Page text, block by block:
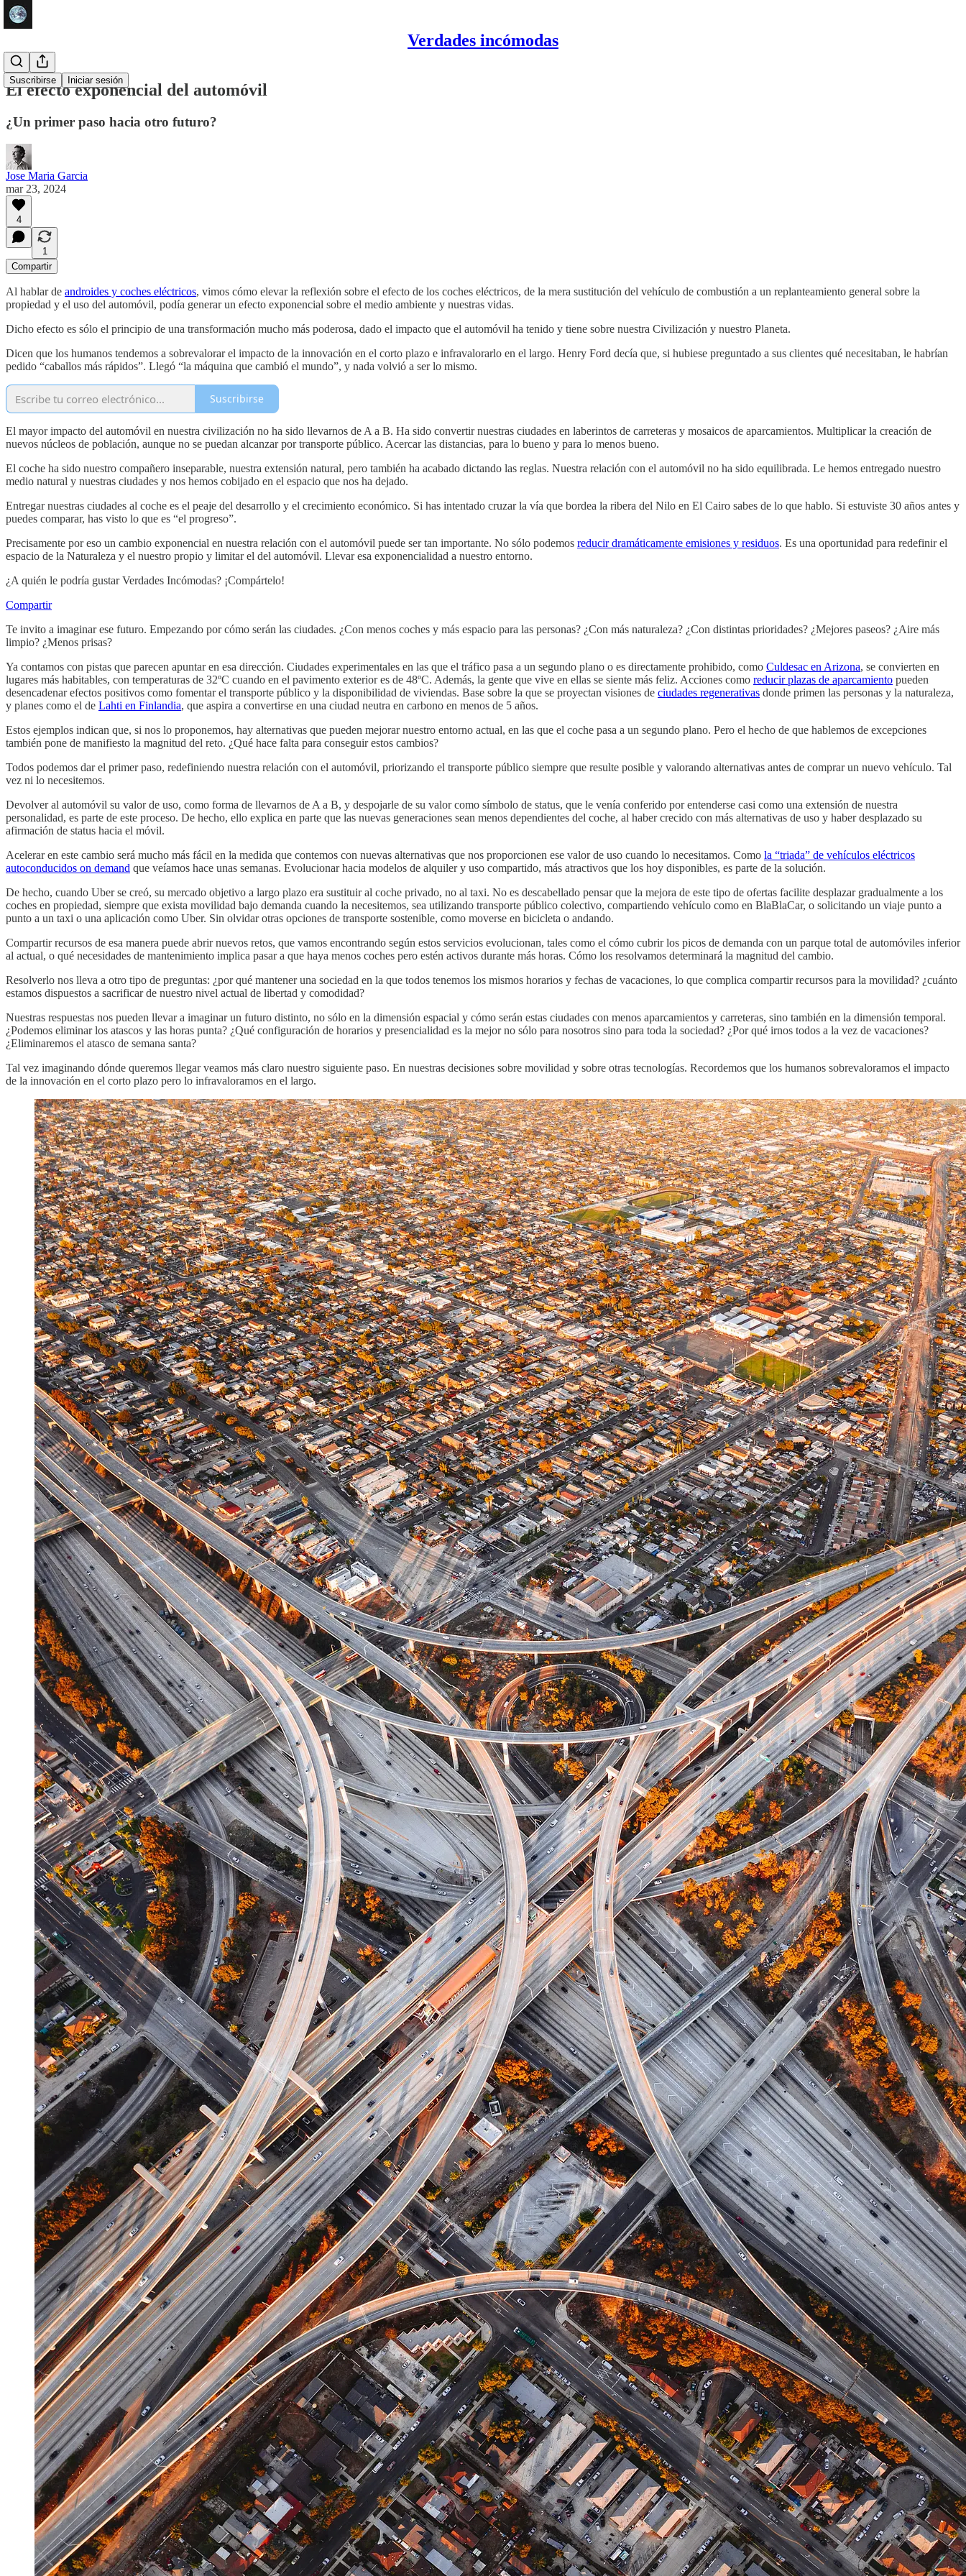
Verdades incómodas
Suscribirse Iniciar sesión
El efecto exponencial del automóvil
¿Un primer paso hacia otro futuro?
Jose Maria Garcia
mar 23, 2024
4
1
Compartir
Al hablar de androides y coches eléctricos, vimos cómo elevar la reflexión sobre el efecto de los coches eléctricos, de la mera sustitución del vehículo de combustión a un replanteamiento general sobre la
propiedad y el uso del automóvil, podía generar un efecto exponencial sobre el medio ambiente y nuestras vidas.
Dicho efecto es sólo el principio de una transformación mucho más poderosa, dado el impacto que el automóvil ha tenido y tiene sobre nuestra Civilización y nuestro Planeta.
Dicen que los humanos tendemos a sobrevalorar el impacto de la innovación en el corto plazo e infravalorarlo en el largo. Henry Ford decía que, si hubiese preguntado a sus clientes qué necesitaban, le habrían
pedido “caballos más rápidos”. Llegó “la máquina que cambió el mundo”, y nada volvió a ser lo mismo.
Suscribirse
El mayor impacto del automóvil en nuestra civilización no ha sido llevarnos de A a B. Ha sido convertir nuestras ciudades en laberintos de carreteras y mosaicos de aparcamientos. Multiplicar la creación de
nuevos núcleos de población, aunque no se puedan alcanzar por transporte público. Acercar las distancias, para lo bueno y para lo menos bueno.
El coche ha sido nuestro compañero inseparable, nuestra extensión natural, pero también ha acabado dictando las reglas. Nuestra relación con el automóvil no ha sido equilibrada. Le hemos entregado nuestro
medio natural y nuestras ciudades y nos hemos cobijado en el espacio que nos ha dejado.
Entregar nuestras ciudades al coche es el peaje del desarrollo y el crecimiento económico. Si has intentado cruzar la vía que bordea la ribera del Nilo en El Cairo sabes de lo que hablo. Si estuviste 30 años antes y
puedes comparar, has visto lo que es “el progreso”.
Precisamente por eso un cambio exponencial en nuestra relación con el automóvil puede ser tan importante. No sólo podemos reducir dramáticamente emisiones y residuos. Es una oportunidad para redefinir el
espacio de la Naturaleza y el nuestro propio y limitar el del automóvil. Llevar esa exponencialidad a nuestro entorno.
¿A quién le podría gustar Verdades Incómodas? ¡Compártelo!
Compartir
Te invito a imaginar ese futuro. Empezando por cómo serán las ciudades. ¿Con menos coches y más espacio para las personas? ¿Con más naturaleza? ¿Con distintas prioridades? ¿Mejores paseos? ¿Aire más
limpio? ¿Menos prisas?
Ya contamos con pistas que parecen apuntar en esa dirección. Ciudades experimentales en las que el tráfico pasa a un segundo plano o es directamente prohibido, como Culdesac en Arizona, se convierten en
lugares más habitables, con temperaturas de 32ºC cuando en el pavimento exterior es de 48ºC. Además, la gente que vive en ellas se siente más feliz. Acciones como reducir plazas de aparcamiento pueden
desencadenar efectos positivos como fomentar el transporte público y la disponibilidad de viviendas. Base sobre la que se proyectan visiones de ciudades regenerativas donde primen las personas y la naturaleza,
y planes como el de Lahti en Finlandia, que aspira a convertirse en una ciudad neutra en carbono en menos de 5 años.
Estos ejemplos indican que, si nos lo proponemos, hay alternativas que pueden mejorar nuestro entorno actual, en las que el coche pasa a un segundo plano. Pero el hecho de que hablemos de excepciones
también pone de manifiesto la magnitud del reto. ¿Qué hace falta para conseguir estos cambios?
Todos podemos dar el primer paso, redefiniendo nuestra relación con el automóvil, priorizando el transporte público siempre que resulte posible y valorando alternativas antes de comprar un nuevo vehículo. Tal
vez ni lo necesitemos.
Devolver al automóvil su valor de uso, como forma de llevarnos de A a B, y despojarle de su valor como símbolo de status, que le venía conferido por entenderse casi como una extensión de nuestra
personalidad, es parte de este proceso. De hecho, ello explica en parte que las nuevas generaciones sean menos dependientes del coche, al haber crecido con más alternativas de uso y haber desplazado su
afirmación de status hacia el móvil.
Acelerar en este cambio será mucho más fácil en la medida que contemos con nuevas alternativas que nos proporcionen ese valor de uso cuando lo necesitamos. Como la “triada” de vehículos eléctricos
autoconducidos on demand que veíamos hace unas semanas. Evolucionar hacia modelos de alquiler y uso compartido, más atractivos que los hoy disponibles, es parte de la solución.
De hecho, cuando Uber se creó, su mercado objetivo a largo plazo era sustituir al coche privado, no al taxi. No es descabellado pensar que la mejora de este tipo de ofertas facilite desplazar gradualmente a los
coches en propiedad, siempre que exista movilidad bajo demanda cuando la necesitemos, sea utilizando transporte público colectivo, compartiendo vehículo como en BlaBlaCar, o solicitando un viaje punto a
punto a un taxi o una aplicación como Uber. Sin olvidar otras opciones de transporte sostenible, como moverse en bicicleta o andando.
Compartir recursos de esa manera puede abrir nuevos retos, que vamos encontrando según estos servicios evolucionan, tales como el cómo cubrir los picos de demanda con un parque total de automóviles inferior
al actual, o qué necesidades de mantenimiento implica pasar a que haya menos coches pero estén activos durante más horas. Cómo los resolvamos determinará la magnitud del cambio.
Resolverlo nos lleva a otro tipo de preguntas: ¿por qué mantener una sociedad en la que todos tenemos los mismos horarios y fechas de vacaciones, lo que complica compartir recursos para la movilidad? ¿cuánto
estamos dispuestos a sacrificar de nuestro nivel actual de libertad y comodidad?
Nuestras respuestas nos pueden llevar a imaginar un futuro distinto, no sólo en la dimensión espacial y cómo serán estas ciudades con menos aparcamientos y carreteras, sino también en la dimensión temporal.
¿Podemos eliminar los atascos y las horas punta? ¿Qué configuración de horarios y presencialidad es la mejor no sólo para nosotros sino para toda la sociedad? ¿Por qué irnos todos a la vez de vacaciones?
¿Eliminaremos el atasco de semana santa?
Tal vez imaginando dónde queremos llegar veamos más claro nuestro siguiente paso. En nuestras decisiones sobre movilidad y sobre otras tecnologías. Recordemos que los humanos sobrevaloramos el impacto
de la innovación en el corto plazo pero lo infravaloramos en el largo.